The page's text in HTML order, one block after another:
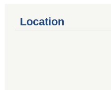
Location